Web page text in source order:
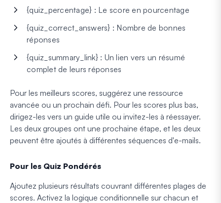
{quiz_percentage} : Le score en pourcentage
{quiz_correct_answers} : Nombre de bonnes
réponses
{quiz_summary_link} : Un lien vers un résumé
complet de leurs réponses
Pour les meilleurs scores, suggérez une ressource
avancée ou un prochain défi. Pour les scores plus bas,
dirigez-les vers un guide utile ou invitez-les à réessayer.
Les deux groupes ont une prochaine étape, et les deux
peuvent être ajoutés à différentes séquences d'e-mails.
Pour les Quiz Pondérés
Ajoutez plusieurs résultats couvrant différentes plages de
scores. Activez la logique conditionnelle sur chacun et